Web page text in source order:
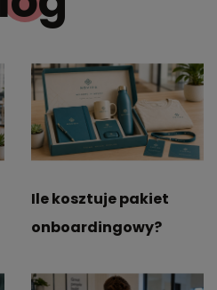
Ile kosztuje pakiet
onboardingowy?